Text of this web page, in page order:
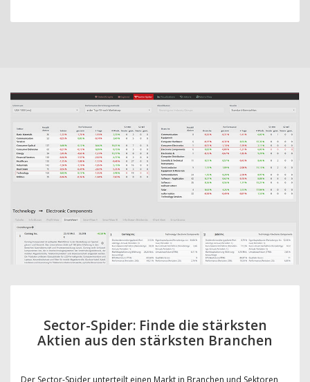
Sector-Spider: Finde die stärksten
Aktien aus den stärksten Branchen